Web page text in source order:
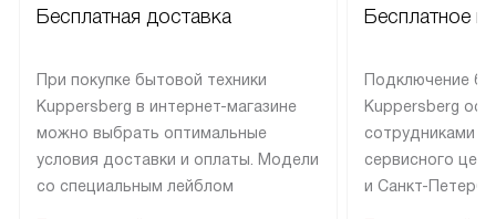
Бесплатная доставка
При покупке бытовой техники
Kuppersberg в интернет-магазине
можно выбрать оптимальные
условия доставки и оплаты. Модели
со специальным лейблом
Бесплатное
Подключение
Kuppersberg
сотрудниками
сервисного
и Санкт-